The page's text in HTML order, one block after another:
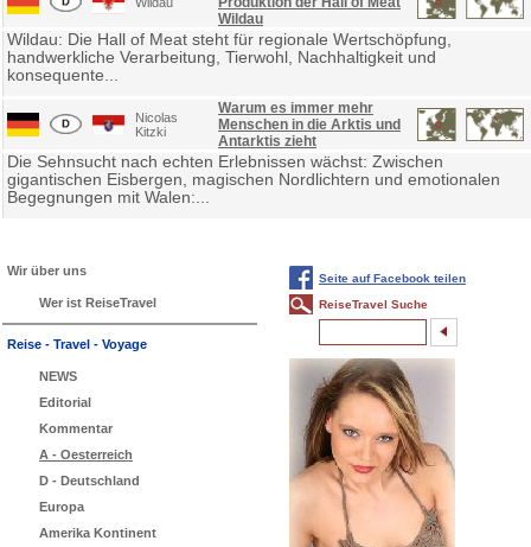
Wildau
Wildau
Wildau: Die Hall of Meat steht für regionale Wertschöpfung,
handwerkliche Verarbeitung, Tierwohl, Nachhaltigkeit und
konsequente...
Nicolas
Kitzki
Warum es immer mehr
Menschen in die Arktis und
Antarktis zieht
Die Sehnsucht nach echten Erlebnissen wächst: Zwischen
gigantischen Eisbergen, magischen Nordlichtern und emotionalen
Begegnungen mit Walen:...
Wir über uns
Wer ist ReiseTravel
Reise - Travel - Voyage
NEWS
Editorial
Kommentar
A - Oesterreich
D - Deutschland
Europa
Amerika Kontinent
Seite auf Facebook teilen
ReiseTravel Suche